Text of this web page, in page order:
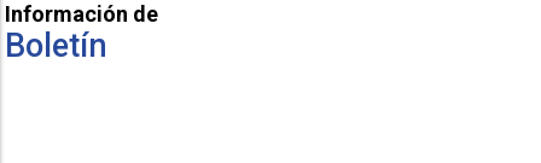
Información de
Boletín